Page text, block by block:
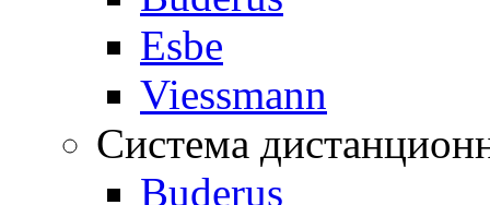
Esbe
Viessmann
Система
Buderus